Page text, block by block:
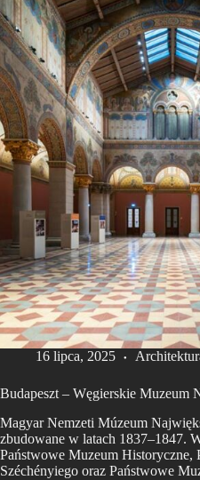
16 lipca, 2025
Budapeszt – Węgierskie Muzeum
Magyar Nemzeti Múzeum
zbudowane w latach 1837–1847.
Państwowe Muzeum Historyczne,
Széchényiego oraz Państwowe